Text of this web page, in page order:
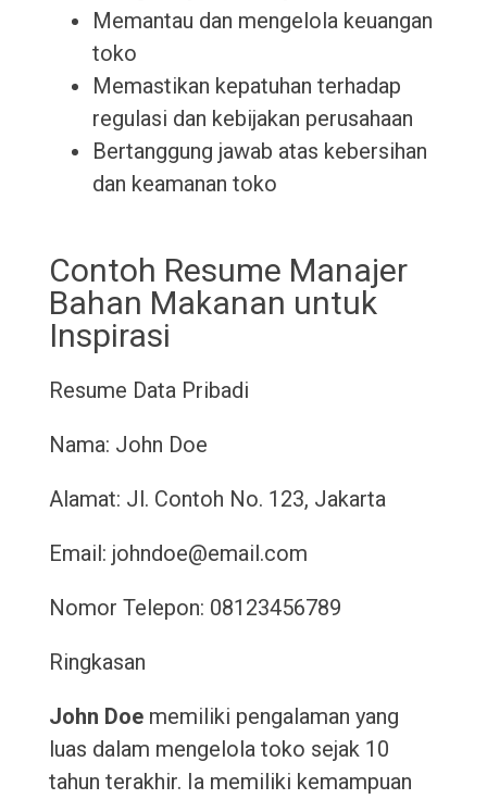
Memantau dan mengelola keuangan
toko
Memastikan kepatuhan terhadap
regulasi dan kebijakan perusahaan
Bertanggung jawab atas kebersihan
dan keamanan toko
Contoh Resume Manajer
Bahan Makanan untuk
Inspirasi
Resume Data Pribadi
Nama: John Doe
Alamat: Jl. Contoh No. 123, Jakarta
Email: johndoe@email.com
Nomor Telepon: 08123456789
Ringkasan
John Doememiliki pengalaman yang
luas dalam mengelola toko sejak 10
tahun terakhir. Ia memiliki kemampuan